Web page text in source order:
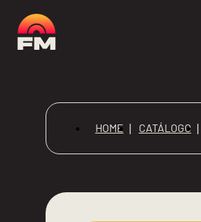
HOME CATÁLOGO